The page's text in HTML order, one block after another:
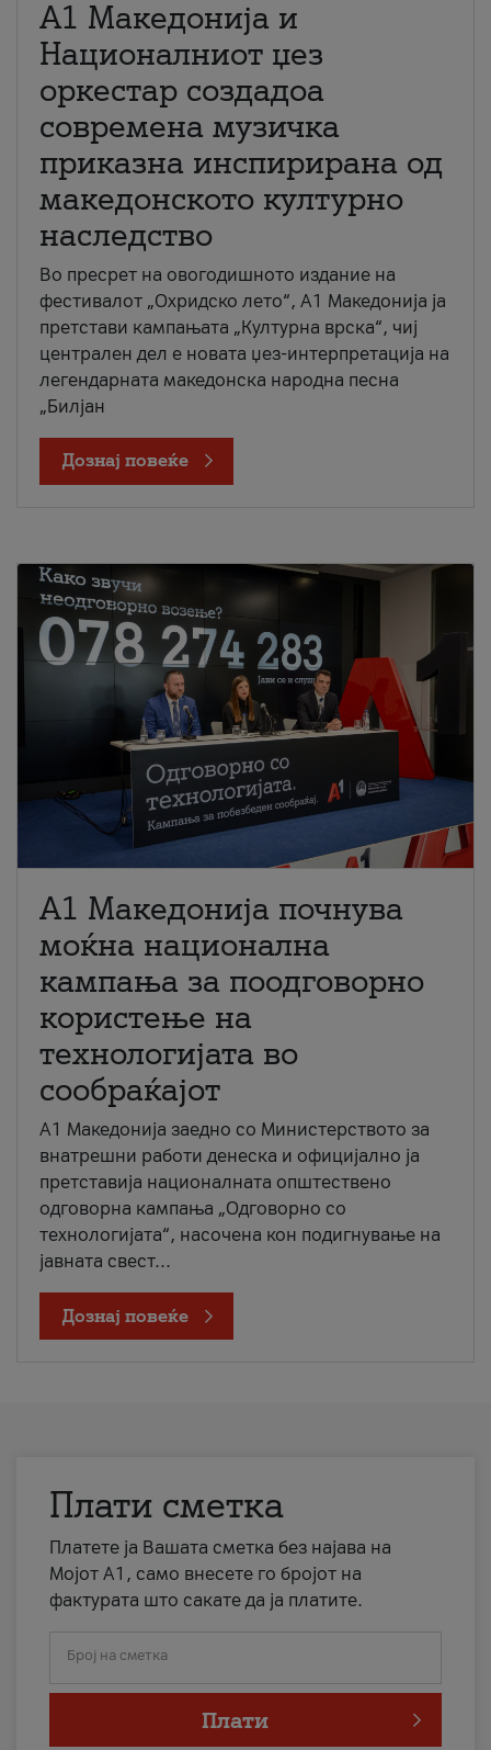
А1 Македонија и
Националниот џез
оркестар создадоа
современа музичка
приказна инспирирана од
македонското културно
наследство
Во пресрет на овогодишното издание на
фестивалот „Охридско лето“, А1 Македонија ја
претстави кампањата „Културна врска“, чиј
централен дел е новата џез-интерпретација на
легендарната македонска народна песна
„Билјан
Дознај повеќе
A1 Македонија почнува
моќна национална
кампања за поодговорно
користење на
технологијата во
сообраќајот
A1 Македонија заедно со Министерството за
внатрешни работи денеска и официјално ја
претставија националната општествено
одговорна кампања „Одговорно со
технологијата“, насочена кон подигнување на
јавната свест...
Дознај повеќе
Плати сметка
Платете ја Вашата сметка без најава на
Мојот А1, само внесете го бројот на
фактурата што сакате да ја платите.
Број на сметка
Плати